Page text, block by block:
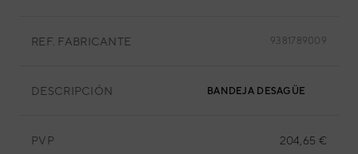
REF. FABRICANTE 9381789009
DESCRIPCIÓN BANDEJA DESAGÜE
PVP 204,65 €